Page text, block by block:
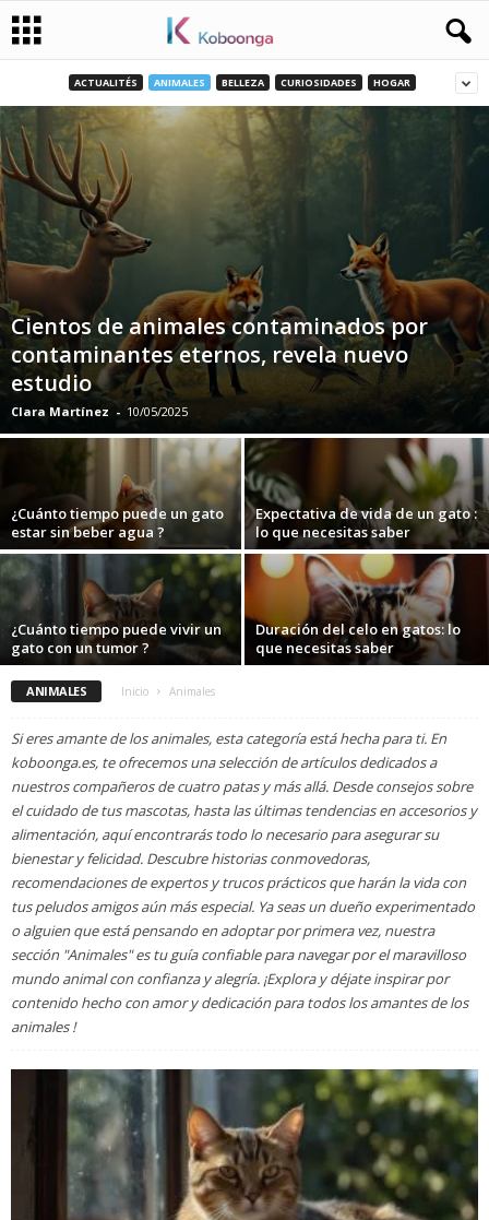
ACTUALITÉS ANIMALES BELLEZA CURIOSIDADES HOGAR
Cientos de animales contaminados por
contaminantes eternos, revela nuevo
estudio
Clara Martínez - 10/05/2025
¿Cuánto tiempo puede un gato
estar sin beber agua ?
Expectativa de vida de un gato :
lo que necesitas saber
¿Cuánto tiempo puede vivir un
gato con un tumor ?
Duración del celo en gatos: lo
que necesitas saber
ANIMALES Inicio Animales
Si eres amante de los animales, esta categoría está hecha para ti. En
koboonga.es, te ofrecemos una selección de artículos dedicados a
nuestros compañeros de cuatro patas y más allá. Desde consejos sobre
el cuidado de tus mascotas, hasta las últimas tendencias en accesorios y
alimentación, aquí encontrarás todo lo necesario para asegurar su
bienestar y felicidad. Descubre historias conmovedoras,
recomendaciones de expertos y trucos prácticos que harán la vida con
tus peludos amigos aún más especial. Ya seas un dueño experimentado
o alguien que está pensando en adoptar por primera vez, nuestra
sección "Animales" es tu guía confiable para navegar por el maravilloso
mundo animal con confianza y alegría. ¡Explora y déjate inspirar por
contenido hecho con amor y dedicación para todos los amantes de los
animales !